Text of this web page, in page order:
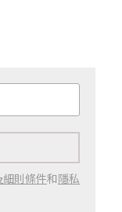
則條件和隱私